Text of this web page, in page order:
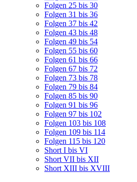
Folgen 25 bis 30
Folgen 31 bis 36
Folgen 37 bis 42
Folgen 43 bis 48
Folgen 49 bis 54
Folgen 55 bis 60
Folgen 61 bis 66
Folgen 67 bis 72
Folgen 73 bis 78
Folgen 79 bis 84
Folgen 85 bis 90
Folgen 91 bis 96
Folgen 97 bis 102
Folgen 103 bis 108
Folgen 109 bis 114
Folgen 115 bis 120
Short I bis VI
Short VII bis XII
Short XIII bis XVIII